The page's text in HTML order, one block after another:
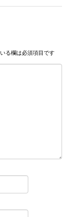
る欄は必須項目です